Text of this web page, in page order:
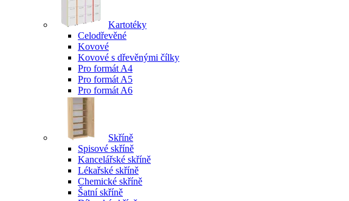
Kartotéky
Celodřevěné
Kovové
Kovové s dřevěnými čílky
Pro formát A4
Pro formát A5
Pro formát A6
Skříně
Spisové skříně
Kancelářské skříně
Lékařské skříně
Chemické skříně
Šatní skříně